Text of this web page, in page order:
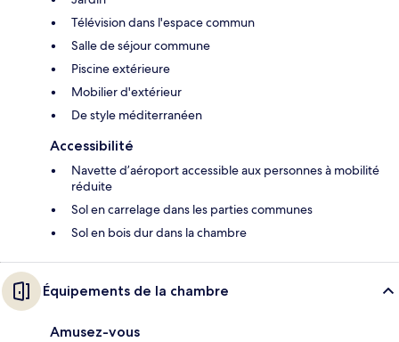
Télévision dans l'espace commun
Salle de séjour commune
Piscine extérieure
Mobilier d'extérieur
De style méditerranéen
Accessibilité
Navette d’aéroport accessible aux personnes à mobilité
réduite
Sol en carrelage dans les parties communes
Sol en bois dur dans la chambre
Équipements de la chambre
Amusez-vous